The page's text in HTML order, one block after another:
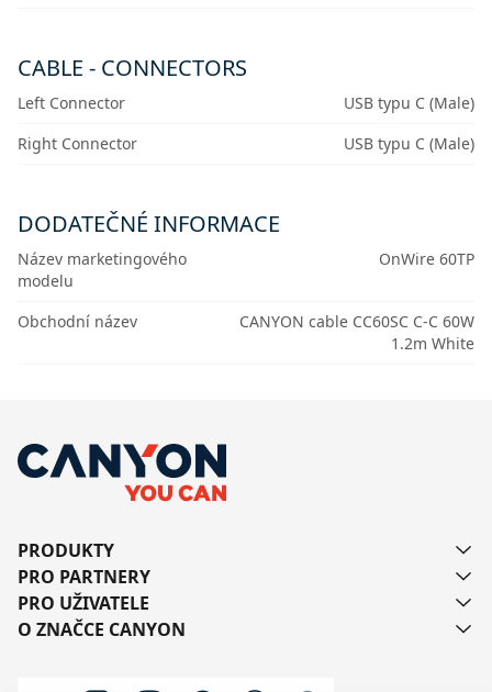
CABLE - CONNECTORS
Left Connector
USB typu C (Male)
Right Connector
USB typu C (Male)
DODATEČNÉ INFORMACE
Název marketingového
modelu
OnWire 60TP
Obchodní název
CANYON cable CC60SC C-C 60W
1.2m White
PRODUKTY
PRO PARTNERY
PRO UŽIVATELE
O ZNAČCE CANYON